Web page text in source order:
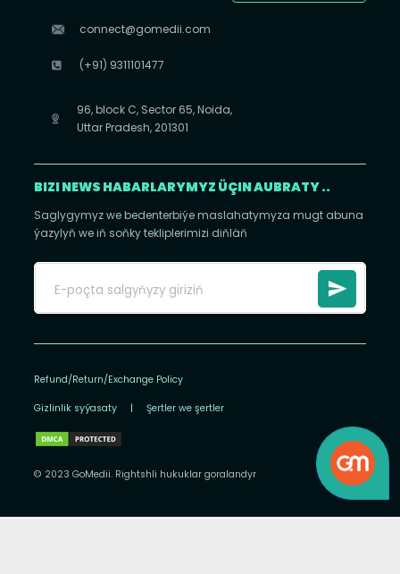
connect@gomedii.com
(+91) 9311101477
96, block C, Sector 65, Noida,
Uttar Pradesh, 201301
BIZI NEWS HABARLARYMYZ ÜÇIN AUBRATY ..
Saglygymyz we bedenterbiýe maslahatymyza mugt abuna
ýazylyň we iň soňky tekliplerimizi diňläň
Refund/Return/Exchange Policy
Gizlinlik syýasaty | Şertler we şertler
© 2023 GoMedii. Rightshli hukuklar goralandyr